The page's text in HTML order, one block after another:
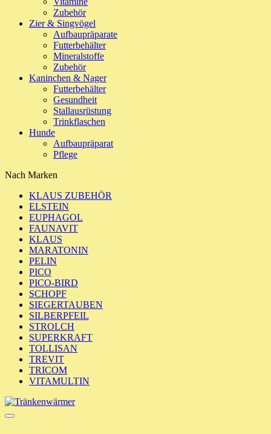
Zubehör
Zier & Singvögel
Aufbaupräparate
Futterbehälter
Mineralstoffe
Zubehör
Kaninchen & Nager
Futterbehälter
Gesundheit
Stallausrüstung
Trinkflaschen
Hunde
Aufbaupräparat
Pflege
Nach Marken
KLAUS ZUBEHÖR
ELSTEIN
EUPHAGOL
FAUNAVIT
KLAUS
MARATONIN
PELIN
PICO
PICO-BIRD
SCHOPF
SIEGERTAUBEN
SILBERPFEIL
STROLCH
SUPERKRAFT
TOLLISAN
TREVIT
TRICOM
VITAMULTIN